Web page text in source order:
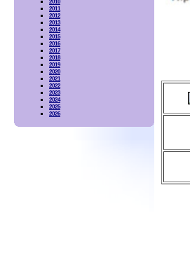
2010
2011
2012
2013
2014
2015
2016
2017
2018
2019
2020
2021
2022
2023
2024
2025
2026